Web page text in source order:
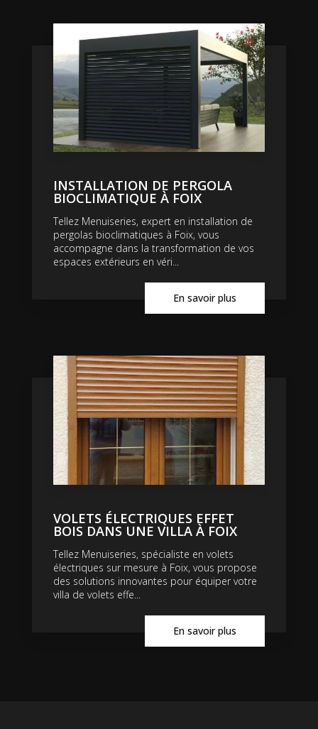
INSTALLATION DE PERGOLA
BIOCLIMATIQUE À FOIX
Tellez Menuiseries, expert en installation de
pergolas bioclimatiques à Foix, vous
accompagne dans la transformation de vos
espaces extérieurs en véri...
En savoir plus
VOLETS ÉLECTRIQUES EFFET
BOIS DANS UNE VILLA À FOIX
Tellez Menuiseries, spécialiste en volets
électriques sur mesure à Foix, vous propose
des solutions innovantes pour équiper votre
villa de volets effe...
En savoir plus